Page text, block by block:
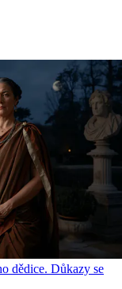
dědice. Důkazy se